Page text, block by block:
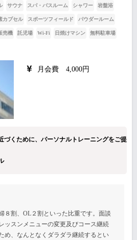
サウナ スパ・バスルーム シャワー 岩盤浴
カプセル スポーツフィールド パウダールーム
売機 託児場 Wi-Fi 日焼けマシン 無料駐車場
月会費 4,000円
づくために、パーソナルトレーニングをご提
８割、OL２割といった比重です。面談
ッスンメニューの変更及びコース継続
め、なんとなくダラダラ継続するとい